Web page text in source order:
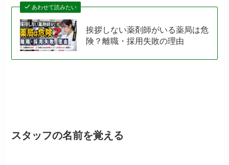
あわせて読みたい
挨拶しない薬剤師がいる薬局は危
険？離職・採用失敗の理由
スタッフの名前を覚える